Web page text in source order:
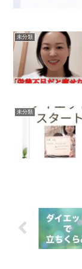
未分類
未分類